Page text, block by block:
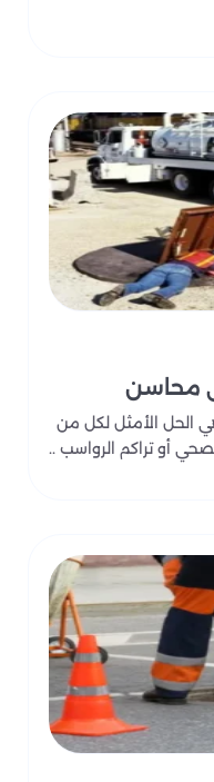
محاسن
الحل الأمثل لكل من
أو تراكم الرواسب ..